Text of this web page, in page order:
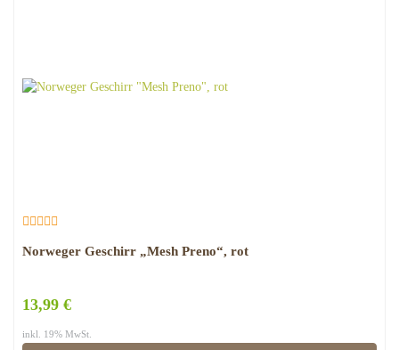
Norweger Geschirr „Mesh Preno“, rot
13,99 €
inkl. 19% MwSt.